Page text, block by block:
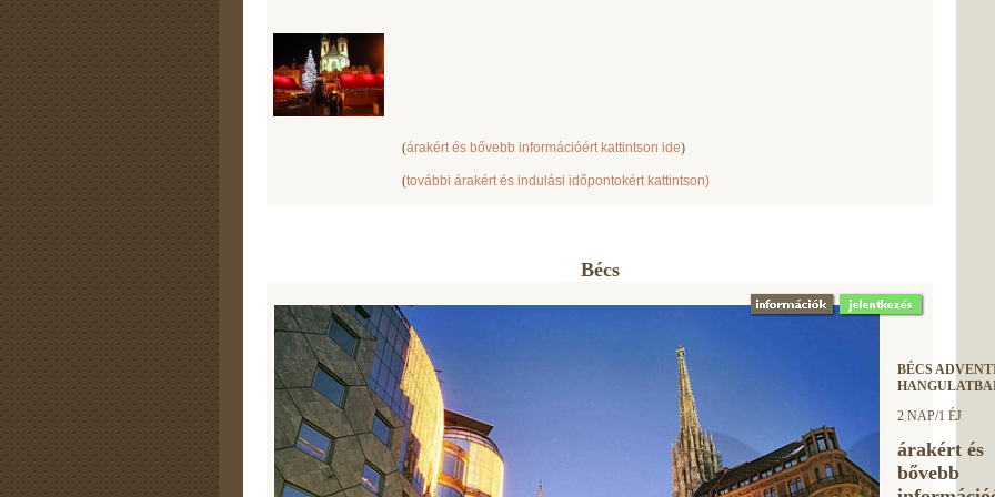
(árakért és bővebb információért kattintson ide)
(további árakért és indulási időpontokért kattintson)
Bécs
BÉCS
2 NAP/1 ÉJ
árakért és
bővebb